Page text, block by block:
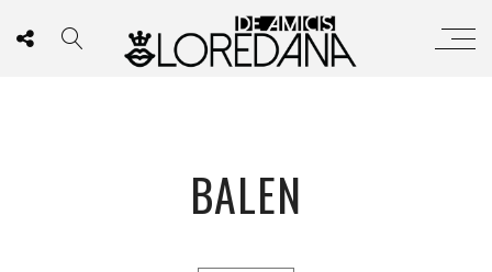
BALEN